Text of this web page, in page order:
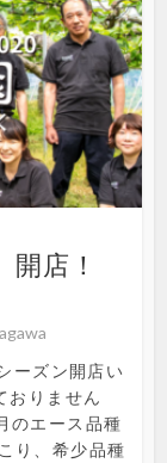
店！
ーズン開店い
おりません
のエース品種
り、希少品種